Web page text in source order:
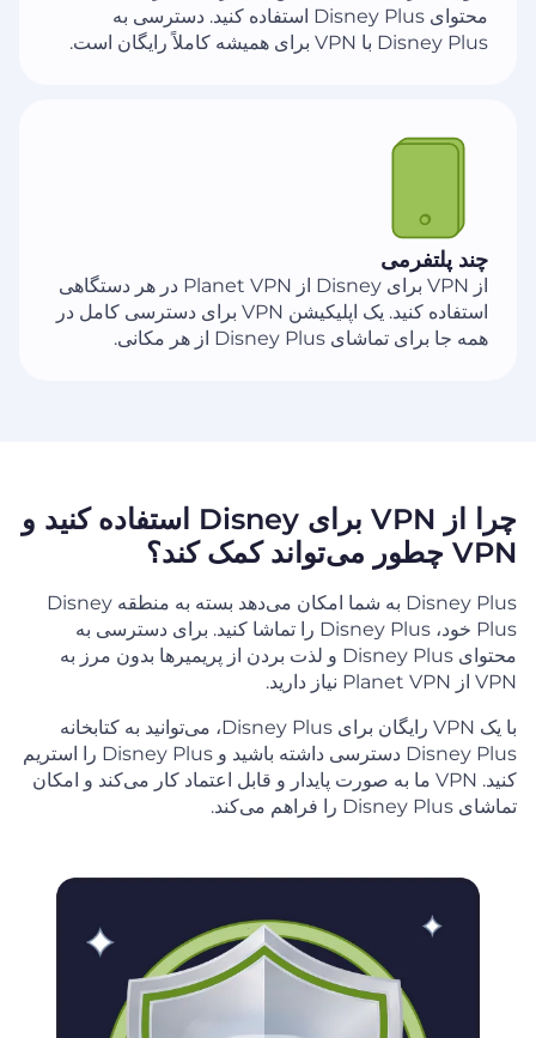
محتوای Disney Plus استفاده کنید. دسترسی به
Disney Plus با VPN برای همیشه کاملاً رایگان است.
چند پلتفرمی
از VPN برای Disney از Planet VPN در هر دستگاهی
استفاده کنید. یک اپلیکیشن VPN برای دسترسی کامل در
همه جا برای تماشای Disney Plus از هر مکانی.
چرا از VPN برای Disney استفاده کنید و
VPN چطور می‌تواند کمک کند؟
Disney Plus به شما امکان می‌دهد بسته به منطقه Disney
Plus خود، Disney Plus را تماشا کنید. برای دسترسی به
محتوای Disney Plus و لذت بردن از پریمیرها بدون مرز به
VPN از Planet VPN نیاز دارید.
با یک VPN رایگان برای Disney Plus، می‌توانید به کتابخانه
Disney Plus دسترسی داشته باشید و Disney Plus را استریم
کنید. VPN ما به صورت پایدار و قابل اعتماد کار می‌کند و امکان
تماشای Disney Plus را فراهم می‌کند.